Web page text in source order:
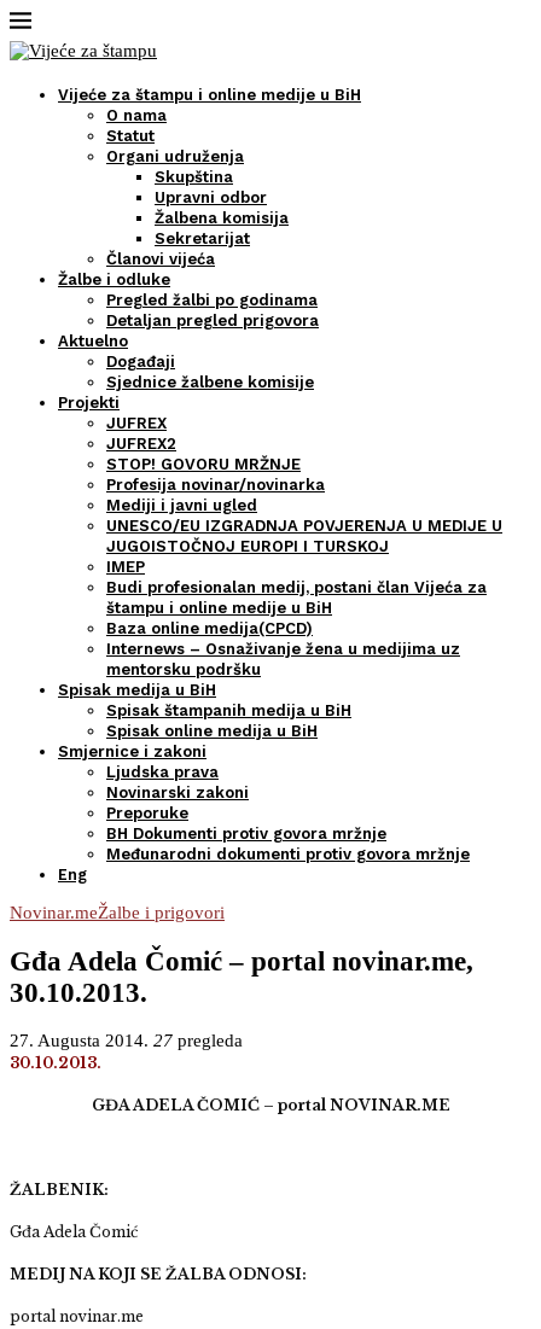
Vijeće za štampu i online medije u BiH
O nama
Statut
Organi udruženja
Skupština
Upravni odbor
Žalbena komisija
Sekretarijat
Članovi vijeća
Žalbe i odluke
Pregled žalbi po godinama
Detaljan pregled prigovora
Aktuelno
Događaji
Sjednice žalbene komisije
Projekti
JUFREX
JUFREX2
STOP! GOVORU MRŽNJE
Profesija novinar/novinarka
Mediji i javni ugled
UNESCO/EU IZGRADNJA POVJERENJA U MEDIJE U
JUGOISTOČNOJ EUROPI I TURSKOJ
IMEP
Budi profesionalan medij, postani član Vijeća za
štampu i online medije u BiH
Baza online medija(CPCD)
Internews – Osnaživanje žena u medijima uz
mentorsku podršku
Spisak medija u BiH
Spisak štampanih medija u BiH
Spisak online medija u BiH
Smjernice i zakoni
Ljudska prava
Novinarski zakoni
Preporuke
BH Dokumenti protiv govora mržnje
Međunarodni dokumenti protiv govora mržnje
Eng
Novinar.meŽalbe i prigovori
Gđa Adela Čomić – portal novinar.me,
30.10.2013.
27. Augusta 2014. 27 pregleda
30.10.2013.
GĐA ADELA ČOMIĆ – portal NOVINAR.ME
ŽALBENIK:
Gđa Adela Čomić
MEDIJ NA KOJI SE ŽALBA ODNOSI:
portal novinar.me